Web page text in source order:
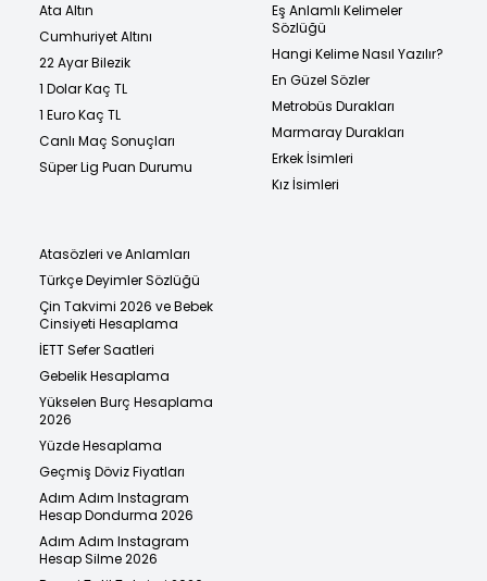
Ata Altın
Cumhuriyet Altını
22 Ayar Bilezik
1 Dolar Kaç TL
1 Euro Kaç TL
Canlı Maç Sonuçları
Süper Lig Puan Durumu
Eş Anlamlı Kelimeler
Sözlüğü
Hangi Kelime Nasıl Yazılır?
En Güzel Sözler
Metrobüs Durakları
Marmaray Durakları
Erkek İsimleri
Kız İsimleri
Atasözleri ve Anlamları
Türkçe Deyimler Sözlüğü
Çin Takvimi 2026 ve Bebek
Cinsiyeti Hesaplama
İETT Sefer Saatleri
Gebelik Hesaplama
Yükselen Burç Hesaplama
2026
Yüzde Hesaplama
Geçmiş Döviz Fiyatları
Adım Adım Instagram
Hesap Dondurma 2026
Adım Adım Instagram
Hesap Silme 2026